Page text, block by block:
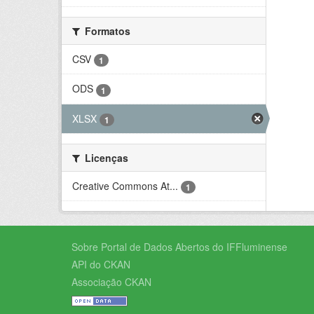
Formatos
CSV
1
ODS 1
XLSX 1
Licenças
Creative Commons At...
1
Sobre Portal de Dados Abertos do IFFluminense
API do CKAN
Associação CKAN